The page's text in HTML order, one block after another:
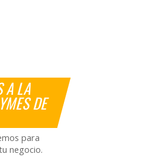
A LA
DE
para
negocio.